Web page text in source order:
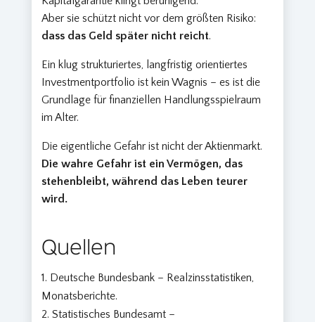
Aber sie schützt nicht vor dem größten Risiko:
dass das Geld später nicht reicht.
Ein klug strukturiertes, langfristig orientiertes
Investmentportfolio ist kein Wagnis – es ist die
Grundlage für finanziellen Handlungsspielraum
im Alter.
Die eigentliche Gefahr ist nicht der Aktienmarkt.
Die wahre Gefahr ist ein Vermögen, das
stehenbleibt, während das Leben teurer
wird.
Quellen
Deutsche Bundesbank – Realzinsstatistiken,
Monatsberichte.
Statistisches Bundesamt –